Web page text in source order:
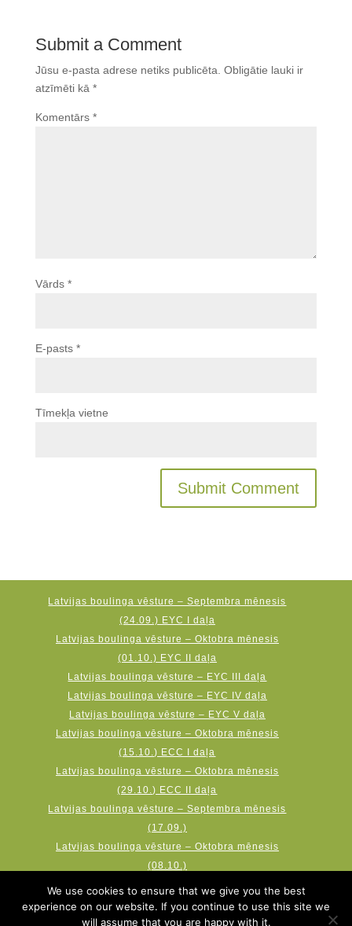
Submit a Comment
Jūsu e-pasta adrese netiks publicēta. Obligātie lauki ir
atzīmēti kā *
Komentārs *
Vārds *
E-pasts *
Tīmekļa vietne
Latvijas boulinga vēsture – Septembra mēnesis
(24.09.) EYC I daļa
Latvijas boulinga vēsture – Oktobra mēnesis
(01.10.) EYC II daļa
Latvijas boulinga vēsture – EYC III daļa
Latvijas boulinga vēsture – EYC IV daļa
Latvijas boulinga vēsture – EYC V daļa
Latvijas boulinga vēsture – Oktobra mēnesis
(15.10.) ECC I daļa
Latvijas boulinga vēsture – Oktobra mēnesis
(29.10.) ECC II daļa
Latvijas boulinga vēsture – Septembra mēnesis
(17.09.)
Latvijas boulinga vēsture – Oktobra mēnesis
(08.10.)
Latvijas boulinga vēsture – Novembra mēnesis
(19.11.) AMF Qubica World Cup
We use cookies to ensure that we give you the best
experience on our website. If you continue to use this site we
will assume that you are happy with it.